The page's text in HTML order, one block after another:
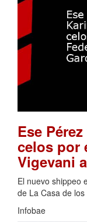
Ese
celos por
Vigevani
El nuevo shippeo
de La Casa de
Infobae